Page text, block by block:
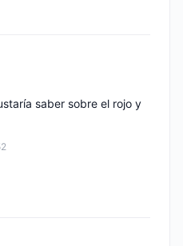
saber sobre el rojo y